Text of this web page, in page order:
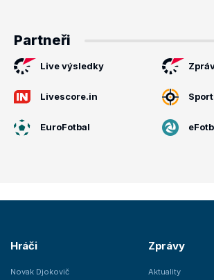
Partneři
Live výsledky
Livescore.in
EuroFotbal
Hráči
Novak Djokovič
Zprávy
Aktuality